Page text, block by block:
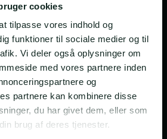
cookies
tilpasse vores indhold og
funktioner til sociale medier og til
Vi deler også oplysninger om
med vores partnere inden
og
partnere kan kombinere disse
du har givet dem, eller som
brug af deres tjenester.
en smuk og respektfuld
på og vise omtanke
og de pårørende.
udtryk og farver
PÅ AT
LEVERER TIL
OMRÅDER:
Stenderup